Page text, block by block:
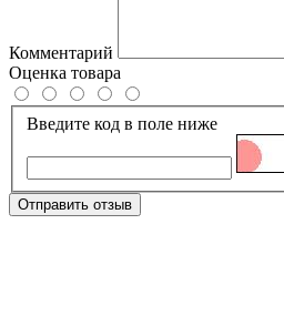
Комментарий
Оценка товара
Введите код в поле ниже
Отправить отзыв